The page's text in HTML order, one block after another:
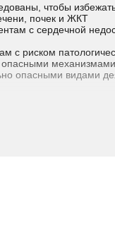
чтобы
почек и ЖКТ
с сердечной
риском
опасными механизмами
опасными видами